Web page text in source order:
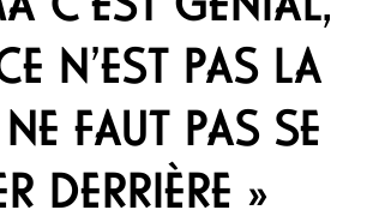
N’EST PAS LA
FAUT PAS SE
DERRIÈRE »